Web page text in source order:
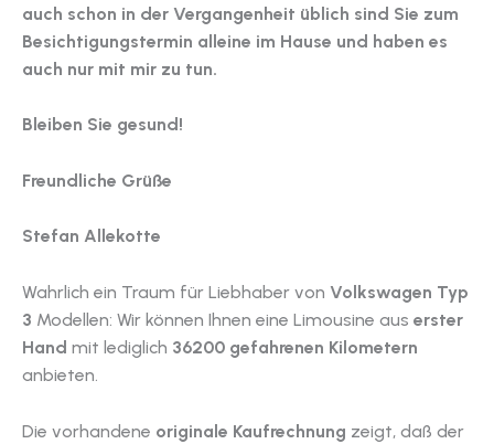
auch schon in der Vergangenheit üblich sind Sie zum
Besichtigungstermin alleine im Hause und haben es
auch nur mit mir zu tun.
Bleiben Sie gesund!
Freundliche Grüße
Stefan Allekotte
Wahrlich ein Traum für Liebhaber von Volkswagen Typ
3 Modellen: Wir können Ihnen eine Limousine aus erster
Hand mit lediglich 36200 gefahrenen Kilometern
anbieten.
Die vorhandene originale Kaufrechnung zeigt, daß der